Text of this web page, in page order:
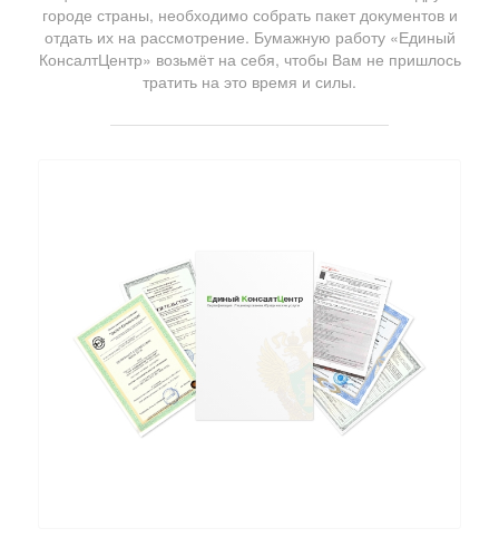
городе страны, необходимо собрать пакет документов и
отдать их на рассмотрение. Бумажную работу «Единый
КонсалтЦентр» возьмёт на себя, чтобы Вам не пришлось
тратить на это время и силы.